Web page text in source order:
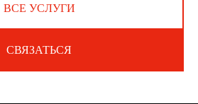
ВСЕ УСЛУГИ
СВЯЗАТЬСЯ